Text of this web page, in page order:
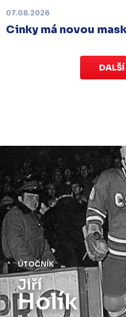
v Kotlině ve středu 26.
07.08.2026
Cinky má novou
ÚTOČNÍK
Jiří
Holík